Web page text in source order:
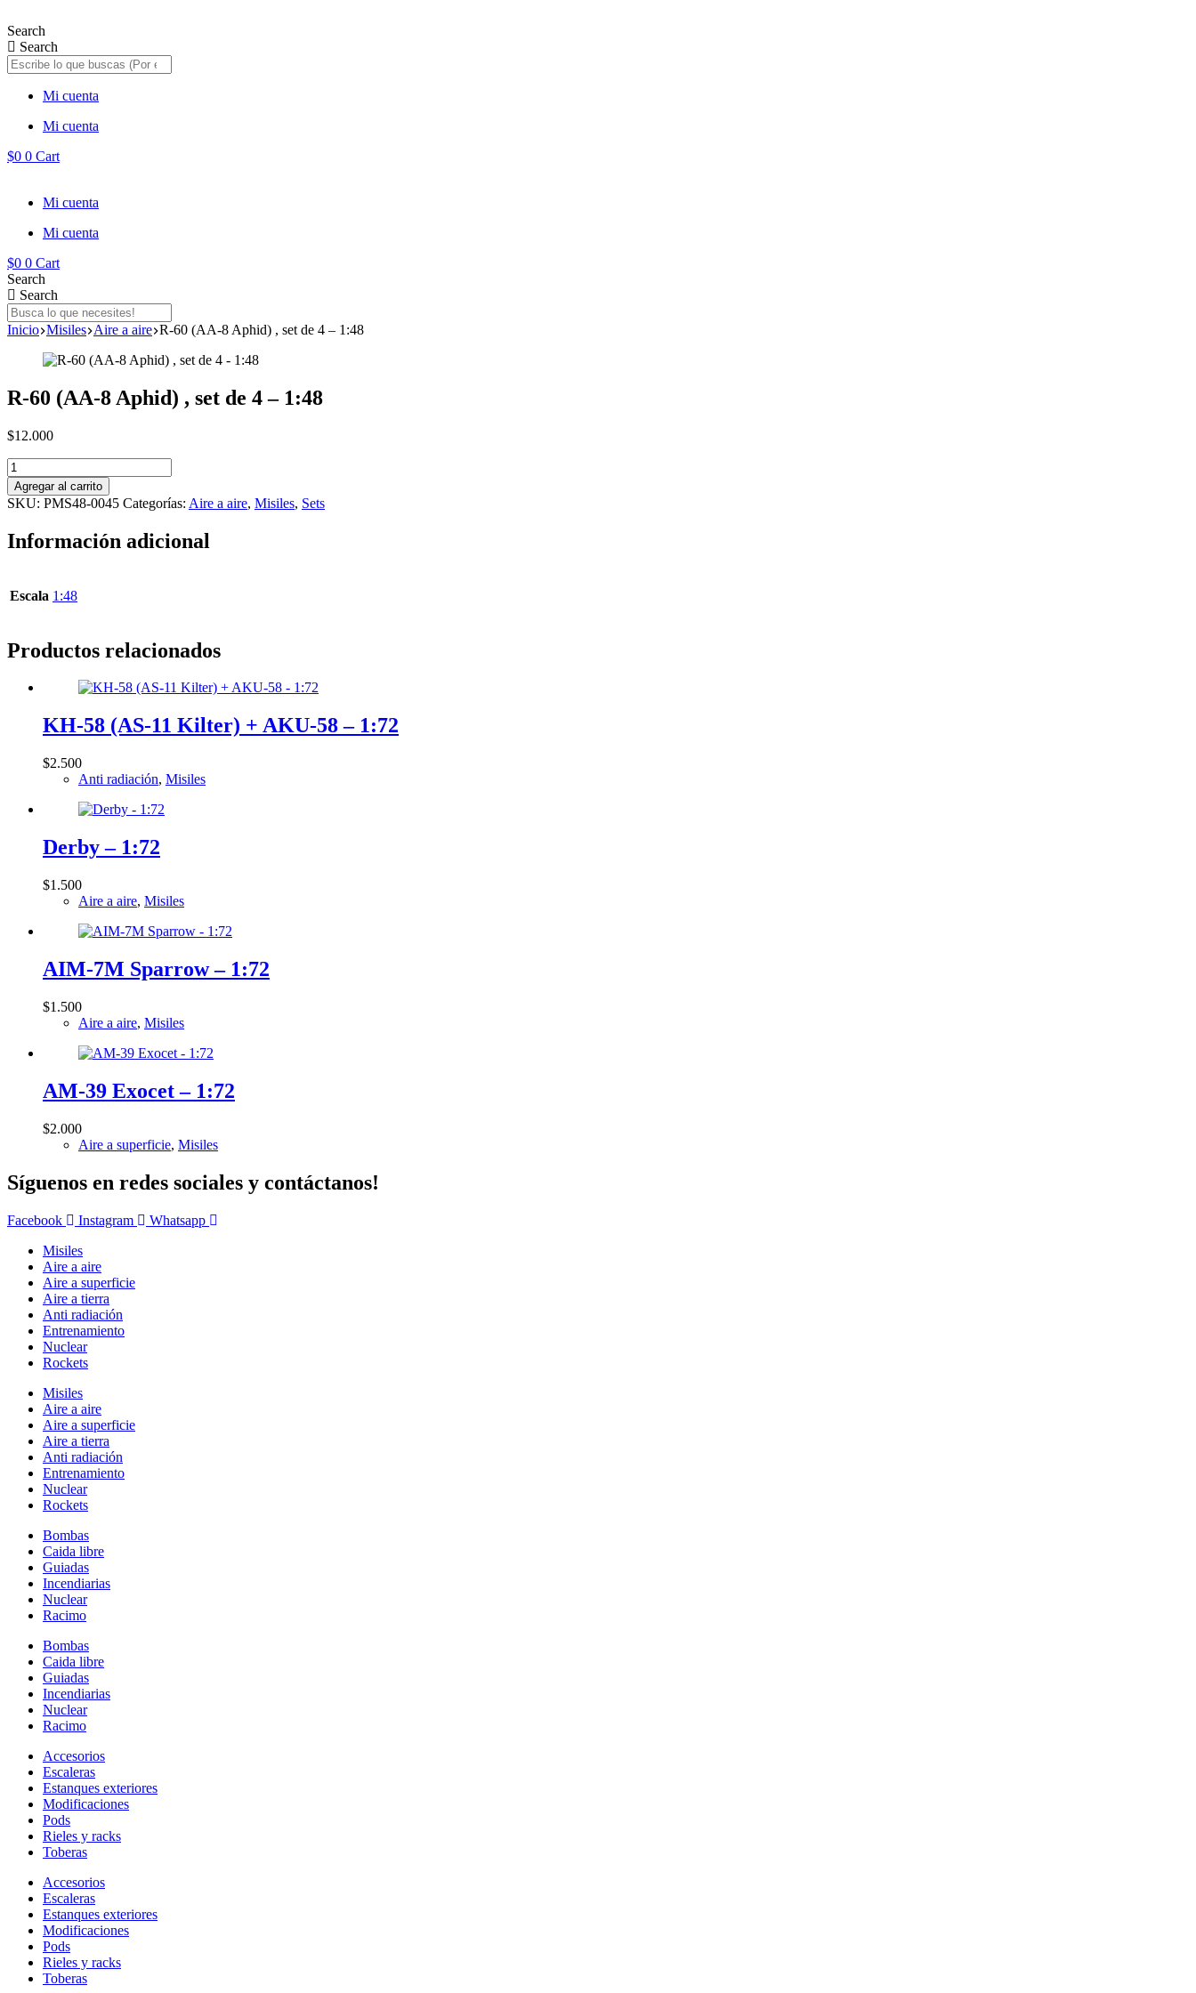
al
contenido
Search
Search
Mi cuenta
Mi cuenta
$0 0 Cart
Mi cuenta
Mi cuenta
$0 0 Cart
Search
Search
Inicio Misiles Aire a aire R-60 (AA-8 Aphid) , set de 4 – 1:48
R-60 (AA-8 Aphid) , set de 4 – 1:48
$12.000
R-
60
(AA-
8
,
4
cantidad
Agregar al carrito
SKU: PMS48-0045 Categorías: Aire a aire, Misiles, Sets
Información adicional
Escala 1:48
Productos relacionados
KH-58 (AS-11 Kilter) + AKU-58 – 1:72
$2.500
Anti radiación, Misiles
Derby – 1:72
$1.500
Aire a aire, Misiles
AIM-7M Sparrow – 1:72
$1.500
Aire a aire, Misiles
AM-39 Exocet – 1:72
$2.000
Aire a superficie, Misiles
Síguenos en redes sociales y contáctanos!
Facebook Instagram
Whatsapp
Misiles
Aire a aire
Aire a superficie
Aire a tierra
Anti radiación
Entrenamiento
Nuclear
Rockets
Misiles
Aire a aire
Aire a superficie
Aire a tierra
Anti radiación
Entrenamiento
Nuclear
Rockets
Bombas
Caida libre
Guiadas
Incendiarias
Nuclear
Racimo
Bombas
Caida libre
Guiadas
Incendiarias
Nuclear
Racimo
Accesorios
Escaleras
Estanques exteriores
Modificaciones
Pods
Rieles y racks
Toberas
Accesorios
Escaleras
Estanques exteriores
Modificaciones
Pods
Rieles y racks
Toberas